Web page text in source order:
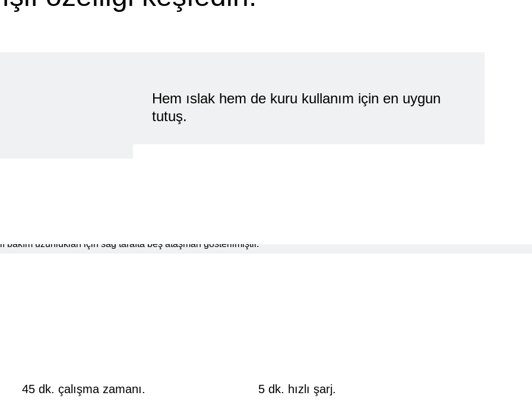
Hem ıslak hem de kuru kullanım için en uygun
tutuş.
45 dk. çalışma zamanı. 5 dk. hızlı şarj.